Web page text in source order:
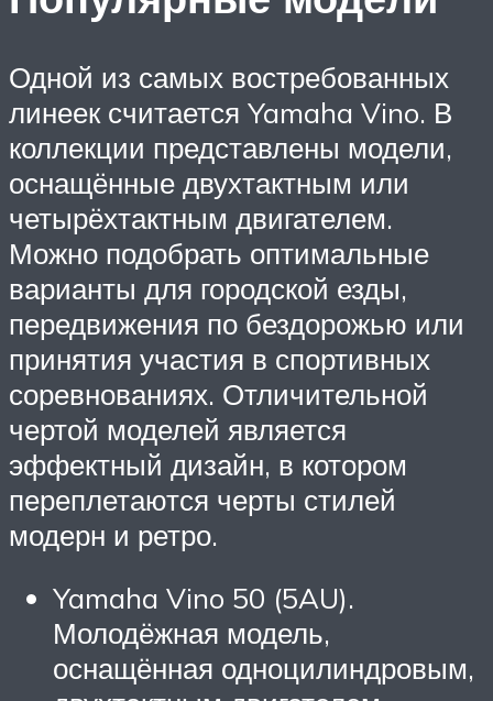
Одной из самых востребованных
линеек считается Yamaha Vino. В
коллекции представлены модели,
оснащённые двухтактным или
четырёхтактным двигателем.
Можно подобрать оптимальные
варианты для городской езды,
передвижения по бездорожью или
принятия участия в спортивных
соревнованиях. Отличительной
чертой моделей является
эффектный дизайн, в котором
переплетаются черты стилей
модерн и ретро.
Yamaha Vino 50 (5AU).
Молодёжная модель,
оснащённая одноцилиндровым,